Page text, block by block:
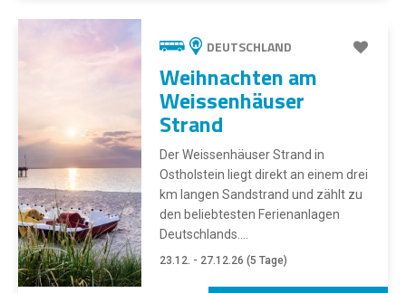
DEUTSCHLAND
Weihnachten am
Weissenhäuser
Strand
Der Weissenhäuser Strand in
Ostholstein liegt direkt an einem drei
km langen Sandstrand und zählt zu
den beliebtesten Ferienanlagen
Deutschlands....
23.12. - 27.12.26 (5 Tage)